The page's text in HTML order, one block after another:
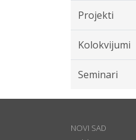
Projekti
Kolokvijumi
Seminari
NOVI SAD